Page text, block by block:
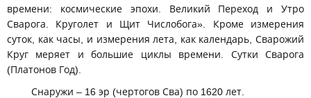
времени: космические эпохи. Великий Переход и Утро
Сварога. Круголет и Щит Числобога». Кроме измерения
суток, как часы, и измерения лета, как календарь, Сварожий
Круг меряет и большие циклы времени. Сутки Сварога
(Платонов Год).
Снаружи – 16 эр (чертогов Сва) по 1620 лет.